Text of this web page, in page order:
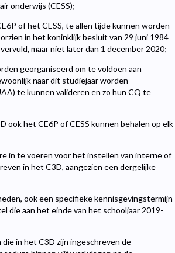
onderwijs (CESS);
of het CESS, te allen tijde kunnen worden
in het koninklijk besluit van 29 juni 1984
maar niet later dan 1 december 2020;
georganiseerd om te voldoen aan
naar dit studiejaar worden
te kunnen valideren en zo hun CQ te
het CE6P of CESS kunnen behalen op elk
in te voeren voor het instellen van interne of
in het C3D, aangezien een dergelijke
ook een specifieke kennisgevingstermijn
die aan het einde van het schooljaar 2019-
in het C3D zijn ingeschreven de